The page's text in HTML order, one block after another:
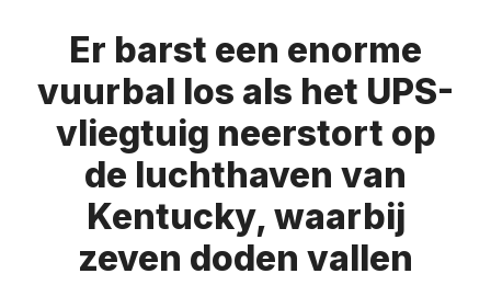
Er barst een enorme
vuurbal los als het UPS-
vliegtuig neerstort op
de luchthaven van
Kentucky, waarbij
zeven doden vallen